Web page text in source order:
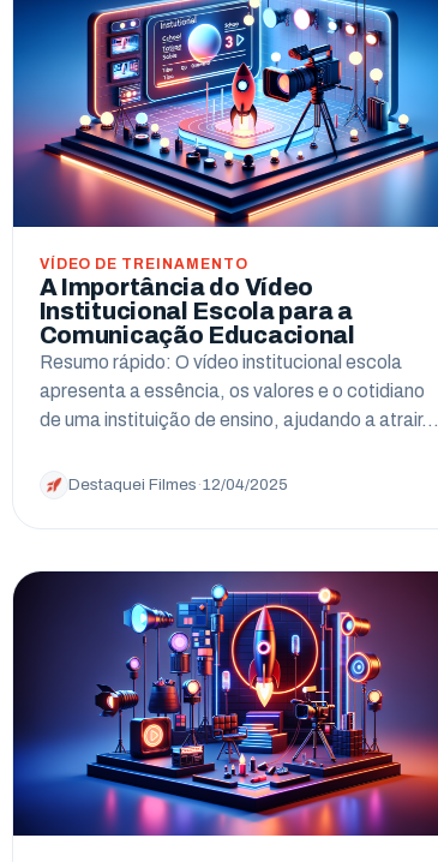
VÍDEO DE TREINAMENTO
A Importância do Vídeo
Institucional Escola para a
Comunicação Educacional
Resumo rápido: O vídeo institucional escola
apresenta a essência, os valores e o cotidiano
de uma instituição de ensino, ajudando a atrair…
Destaquei Filmes ·12/04/2025